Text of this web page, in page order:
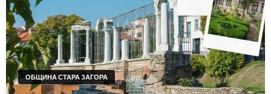
ОБЩИНА СТАРА ЗАГОРА